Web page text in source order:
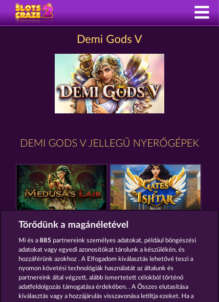
Demi Gods V
DEMI GODS V JELLEGŰ NYERŐGÉPEK
MEDUSA'S LAIR GATES OF ISHTAR
AURA OF JUPITER
Törődünk a magánéletével
Mi és a885 partnereink személyes adatokat, például böngészési
adatokat vagy egyedi azonosítókat tárolunk a készülékén, és
hozzáférünk azokhoz . A Elfogadom kiválasztás lehetővé teszi a
nyomon követési technológiák használatát az általunk és
partnereink által végzett, alább ismertetett célokból történő
adatfeldolgozás támogatása érdekében. . A Összes elutasítása
kiválasztás vagy a hozzájárulás visszavonása letiltja ezeket. Ha a